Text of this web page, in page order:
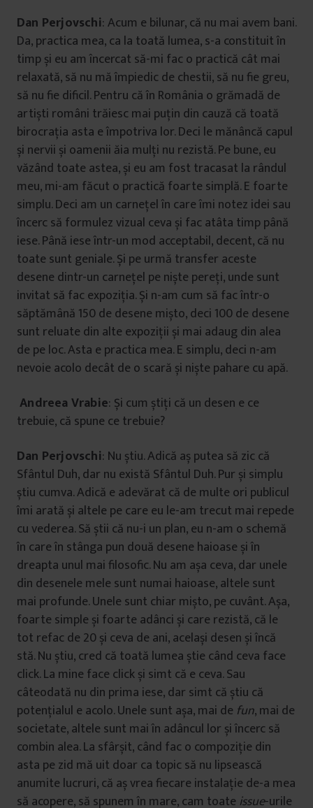
Dan Perjovschi: Acum e bilunar, că nu mai avem bani.
Da, practica mea, ca la toată lumea, s-a constituit în
timp și eu am încercat să-mi fac o practică cât mai
relaxată, să nu mă împiedic de chestii, să nu fie greu,
să nu fie dificil. Pentru că în România o grămadă de
artiști români trăiesc mai puțin din cauză că toată
birocrația asta e împotriva lor. Deci le mănâncă capul
și nervii și oamenii ăia mulți nu rezistă. Pe bune, eu
văzând toate astea, și eu am fost tracasat la rândul
meu, mi-am făcut o practică foarte simplă. E foarte
simplu. Deci am un carnețel în care îmi notez idei sau
încerc să formulez vizual ceva și fac atâta timp până
iese. Până iese într-un mod acceptabil, decent, că nu
toate sunt geniale. Și pe urmă transfer aceste
desene dintr-un carnețel pe niște pereți, unde sunt
invitat să fac expoziția. Și n-am cum să fac într-o
săptămână 150 de desene mișto, deci 100 de desene
sunt reluate din alte expoziții și mai adaug din alea
de pe loc. Asta e practica mea. E simplu, deci n-am
nevoie acolo decât de o scară și niște pahare cu apă.
Andreea Vrabie: Și cum știți că un desen e ce
trebuie, că spune ce trebuie?
Dan Perjovschi: Nu știu. Adică aș putea să zic că
Sfântul Duh, dar nu există Sfântul Duh. Pur și simplu
știu cumva. Adică e adevărat că de multe ori publicul
îmi arată și altele pe care eu le-am trecut mai repede
cu vederea. Să știi că nu-i un plan, eu n-am o schemă
în care în stânga pun două desene haioase și în
dreapta unul mai filosofic. Nu am așa ceva, dar unele
din desenele mele sunt numai haioase, altele sunt
mai profunde. Unele sunt chiar mișto, pe cuvânt. Așa,
foarte simple și foarte adânci și care rezistă, că le
tot refac de 20 și ceva de ani, același desen și încă
stă. Nu știu, cred că toată lumea știe când ceva face
click. La mine face click și simt că e ceva. Sau
câteodată nu din prima iese, dar simt că știu că
potențialul e acolo. Unele sunt așa, mai de fun, mai de
societate, altele sunt mai în adâncul lor și încerc să
combin alea. La sfârșit, când fac o compoziție din
asta pe zid mă uit doar ca topic să nu lipsească
anumite lucruri, că aș vrea fiecare instalație de-a mea
să acopere, să spunem în mare, cam toate issue-urile